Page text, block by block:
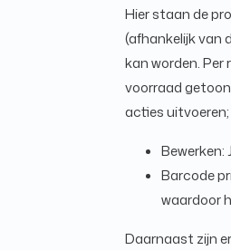
Hier staan de
(afhankelijk van
kan worden.
voorraad
acties uitvoeren;
Barcode
waardoor
Daarnaast zijn